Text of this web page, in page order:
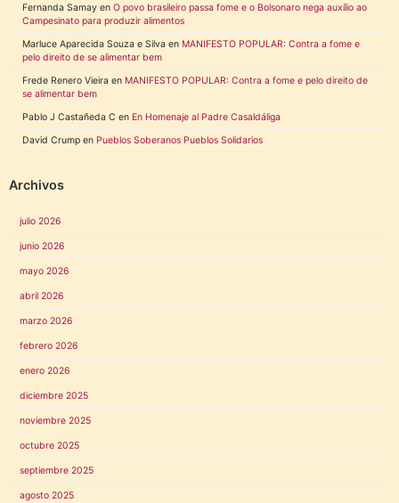
Fernanda Samay en O povo brasileiro passa fome e o Bolsonaro nega auxílio ao
Campesinato para produzir alimentos
Marluce Aparecida Souza e Silva en MANIFESTO POPULAR: Contra a fome e
pelo direito de se alimentar bem
Frede Renero Vieira en MANIFESTO POPULAR: Contra a fome e pelo direito de
se alimentar bem
Pablo J Castañeda C en En Homenaje al Padre Casaldáliga
David Crump en Pueblos Soberanos Pueblos Solidarios
Archivos
julio 2026
junio 2026
mayo 2026
abril 2026
marzo 2026
febrero 2026
enero 2026
diciembre 2025
noviembre 2025
octubre 2025
septiembre 2025
agosto 2025